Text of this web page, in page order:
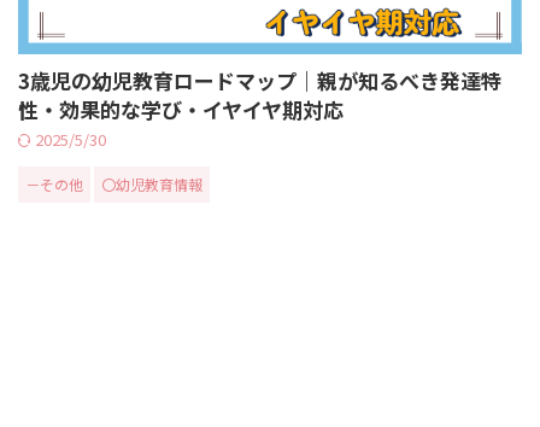
3歳児の幼児教育ロードマップ｜親が知るべき発達特
性・効果的な学び・イヤイヤ期対応
2025/5/30
－その他 〇幼児教育情報